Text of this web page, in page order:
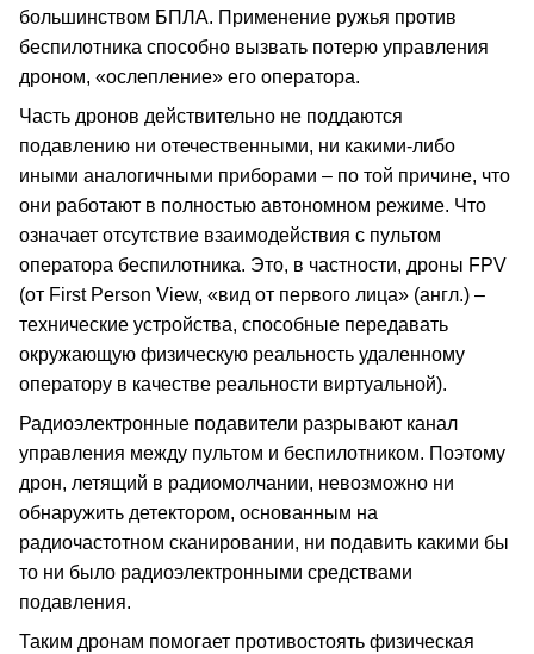
большинством БПЛА. Применение ружья против
беспилотника способно вызвать потерю управления
дроном, «ослепление» его оператора.
Часть дронов действительно не поддаются
подавлению ни отечественными, ни какими-либо
иными аналогичными приборами – по той причине, что
они работают в полностью автономном режиме. Что
означает отсутствие взаимодействия с пультом
оператора беспилотника. Это, в частности, дроны FPV
(от First Person View, «вид от первого лица» (англ.) –
технические устройства, способные передавать
окружающую физическую реальность удаленному
оператору в качестве реальности виртуальной).
Радиоэлектронные подавители разрывают канал
управления между пультом и беспилотником. Поэтому
дрон, летящий в радиомолчании, невозможно ни
обнаружить детектором, основанным на
радиочастотном сканировании, ни подавить какими бы
то ни было радиоэлектронными средствами
подавления.
Таким дронам помогает противостоять физическая